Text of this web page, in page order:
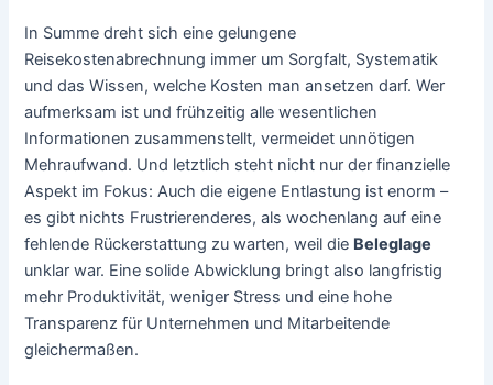
In Summe dreht sich eine gelungene
Reisekostenabrechnung immer um Sorgfalt, Systematik
und das Wissen, welche Kosten man ansetzen darf. Wer
aufmerksam ist und frühzeitig alle wesentlichen
Informationen zusammenstellt, vermeidet unnötigen
Mehraufwand. Und letztlich steht nicht nur der finanzielle
Aspekt im Fokus: Auch die eigene Entlastung ist enorm –
es gibt nichts Frustrierenderes, als wochenlang auf eine
fehlende Rückerstattung zu warten, weil die Beleglage
unklar war. Eine solide Abwicklung bringt also langfristig
mehr Produktivität, weniger Stress und eine hohe
Transparenz für Unternehmen und Mitarbeitende
gleichermaßen.